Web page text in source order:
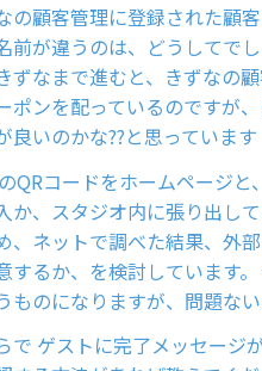
の顧客管理に登録された顧
前が違うのは、どうしてで
ずなまで進むと、きずなの
ポンを配っているのですが
良いのかな??と思っています
QRコードをホームページ
か、スタジオ内に張り出し
、ネットで調べた結果、外
するか、を検討しています
ものになりますが、問題ない
で ゲストに完了メッセージ